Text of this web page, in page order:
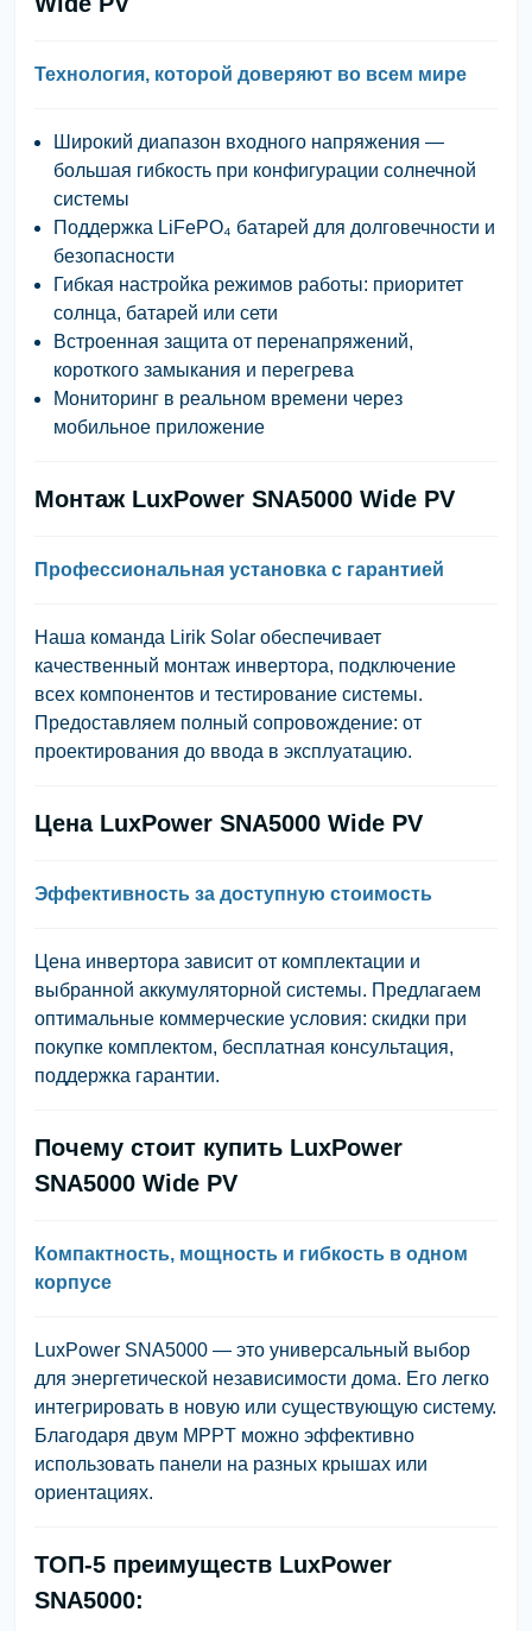
Технология, которой доверяют во всем мире
Широкий диапазон входного напряжения —
большая гибкость при конфигурации солнечной
системы
Поддержка LiFePO₄ батарей для долговечности и
безопасности
Гибкая настройка режимов работы: приоритет
солнца, батарей или сети
Встроенная защита от перенапряжений,
короткого замыкания и перегрева
Мониторинг в реальном времени через
мобильное приложение
Монтаж LuxPower SNA5000 Wide PV
Профессиональная установка с гарантией
Наша команда Lirik Solar обеспечивает
качественный монтаж инвертора, подключение
всех компонентов и тестирование системы.
Предоставляем полный сопровождение: от
проектирования до ввода в эксплуатацию.
Цена LuxPower SNA5000 Wide PV
Эффективность за доступную стоимость
Цена инвертора зависит от комплектации и
выбранной аккумуляторной системы. Предлагаем
оптимальные коммерческие условия: скидки при
покупке комплектом, бесплатная консультация,
поддержка гарантии.
Почему стоит купить LuxPower
SNA5000 Wide PV
Компактность, мощность и гибкость в одном
корпусе
LuxPower SNA5000 — это универсальный выбор
для энергетической независимости дома. Его легко
интегрировать в новую или существующую систему.
Благодаря двум MPPT можно эффективно
использовать панели на разных крышах или
ориентациях.
ТОП-5 преимуществ LuxPower
SNA5000: